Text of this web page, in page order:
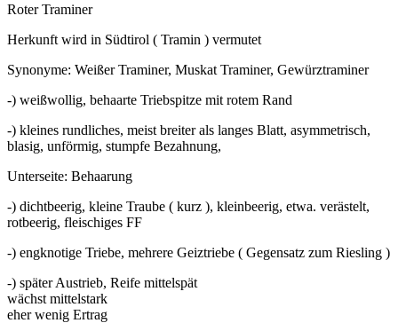
Roter Traminer
Herkunft wird in Südtirol ( Tramin ) vermutet
Synonyme: Weißer Traminer, Muskat Traminer, Gewürztraminer
-) weißwollig, behaarte Triebspitze mit rotem Rand
-) kleines rundliches, meist breiter als langes Blatt, asymmetrisch,
blasig, unförmig, stumpfe Bezahnung,
Unterseite: Behaarung
-) dichtbeerig, kleine Traube ( kurz ), kleinbeerig, etwa. verästelt,
rotbeerig, fleischiges FF
-) engknotige Triebe, mehrere Geiztriebe ( Gegensatz zum Riesling )
-) später Austrieb, Reife mittelspät
wächst mittelstark
eher wenig Ertrag